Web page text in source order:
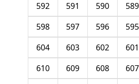
589
590
591
592
595
596
597
598
601
602
603
604
607
608
609
610